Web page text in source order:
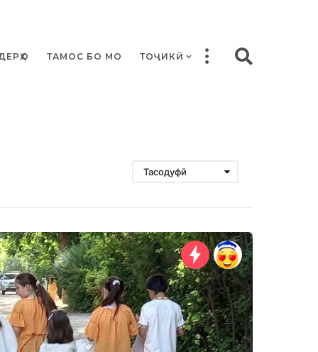
ТАМОС БО МО ТОҶИКӢ
Тасодуфӣ